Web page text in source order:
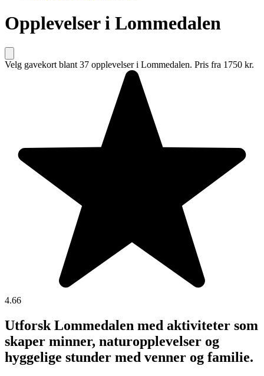
Opplevelser i Lommedalen
Velg gavekort blant 37 opplevelser i Lommedalen. Pris fra 1750 kr.
4.66
Utforsk Lommedalen med aktiviteter som
skaper minner, naturopplevelser og
hyggelige stunder med venner og familie.